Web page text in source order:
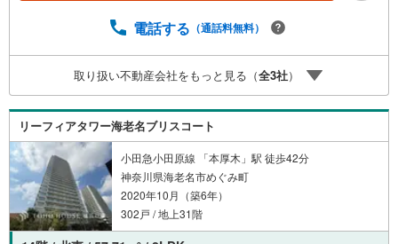
るので手軽に綺麗なお水が飲めます。開放感のある間取り
暮らすことができます。駐車料金は1ヵ月あたり1500円と
なっています。この度は、数ある物件の中から弊社の物件
をご覧いただき、誠にありがとうございます。もし気にな
る点があればお気軽にお問い合わせください。お客様の理
想の住まい探しを、心を込めてお手伝いさせていただきま
す。
電話する （通話料無料）
取り扱い不動産会社をもっと見る（全3社）
リーフィアタワー海老名ブリスコート
小田急小田原線 「本厚木」駅 徒歩42分
神奈川県海老名市めぐみ町
2020年10月（築6年）
302戸 / 地上31階